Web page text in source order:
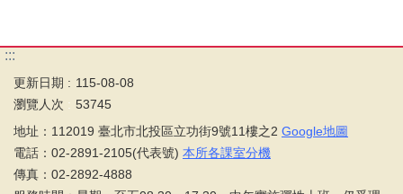
:::
更新日期
115-08-08
瀏覽人次
53745
地址：112019 臺北市北投區立功街9號11樓之2 Google地圖
電話：02-2891-2105(代表號) 本所各課室分機
傳真：02-2892-4888